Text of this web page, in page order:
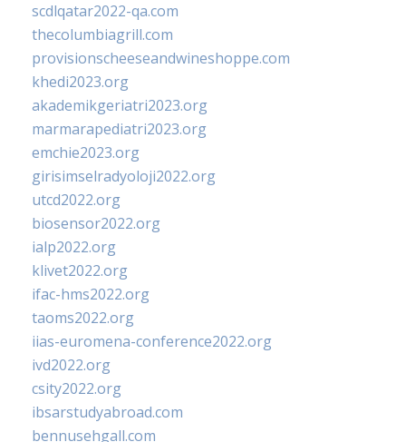
scdlqatar2022-qa.com
thecolumbiagrill.com
provisionscheeseandwineshoppe.com
khedi2023.org
akademikgeriatri2023.org
marmarapediatri2023.org
emchie2023.org
girisimselradyoloji2022.org
utcd2022.org
biosensor2022.org
ialp2022.org
klivet2022.org
ifac-hms2022.org
taoms2022.org
iias-euromena-conference2022.org
ivd2022.org
csity2022.org
ibsarstudyabroad.com
bennusehgall.com